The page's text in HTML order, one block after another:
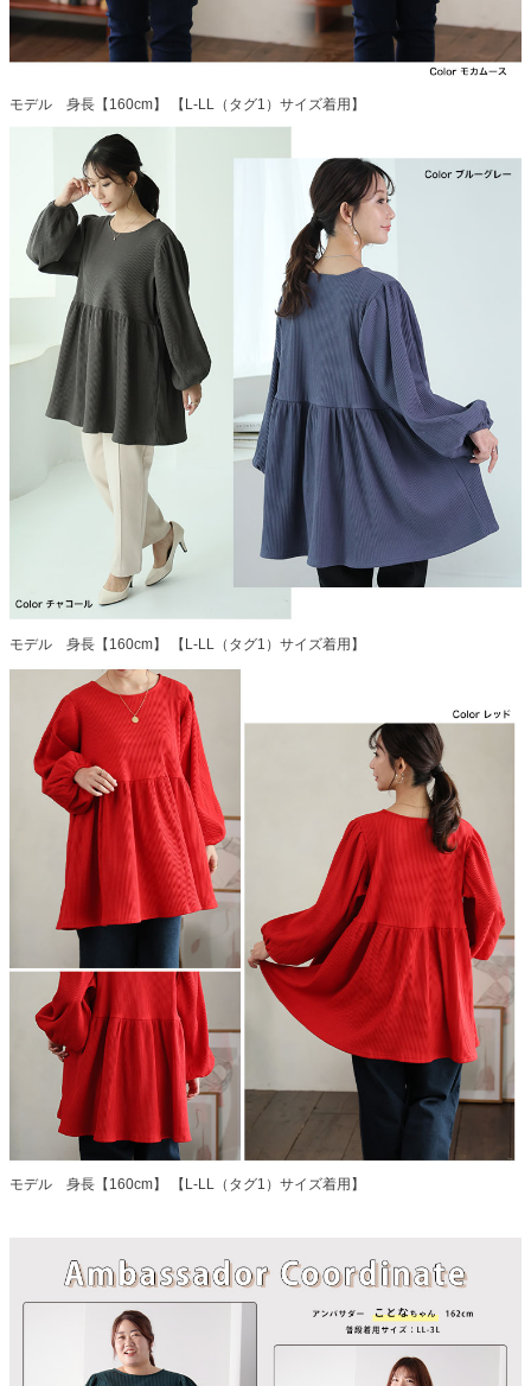
モデル 身長【160cm】 【L-LL（タグ1）サイズ着用】
モデル 身長【160cm】 【L-LL（タグ1）サイズ着用】
モデル 身長【160cm】 【L-LL（タグ1）サイズ着用】